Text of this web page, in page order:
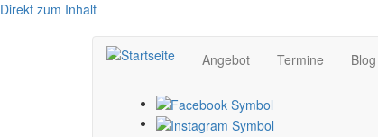
Direkt zum Inhalt
Angebot Termine Blog